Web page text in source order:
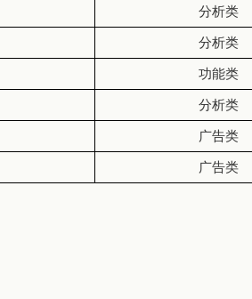
分析类
分析类
功能类
分析类
广告类
广告类